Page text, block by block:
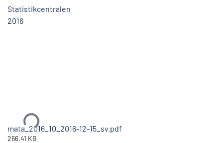
Statistikcentralen
2016
Ladataan...
mata_2016_10_2016-12-15_sv.pdf
266.41 KB